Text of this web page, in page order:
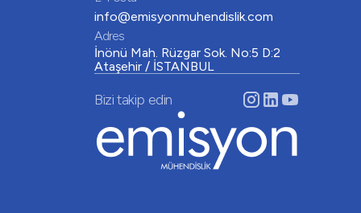
info@emisyonmuhendislik.com
Adres
İnönü Mah. Rüzgar Sok. No:5 D:2
Ataşehir / İSTANBUL
Bizi takip edin